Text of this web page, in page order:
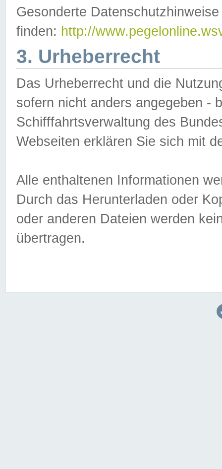
Gesonderte
finden: http://
3. Urheberrecht
Das Urheberrecht und die
sofern nicht anders angegeben -
Schifffahrtsverwaltung des
Webseiten erklären Sie sich mit
Alle enthaltenen Informationen
Durch das Herunterladen oder
oder anderen Dateien werden
übertragen.